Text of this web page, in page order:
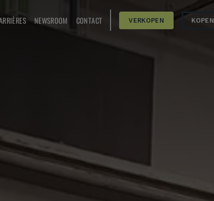
NEWSROOM CONTACT VERKOPEN KOPEN